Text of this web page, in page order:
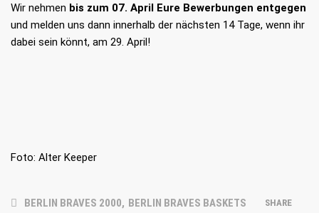
Wir nehmen bis zum 07. April Eure Bewerbungen entgegen
und melden uns dann innerhalb der nächsten 14 Tage, wenn ihr
dabei sein könnt, am 29. April!
Foto: Alter Keeper
BERLIN BRAVES 2000, BERLIN BRAVES BASKETS
SHARE